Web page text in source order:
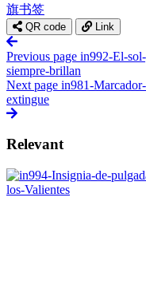
旗书签
QR code Link
Previous page in992-El-
siempre-brillan
Next page in981-
extingue
Relevant